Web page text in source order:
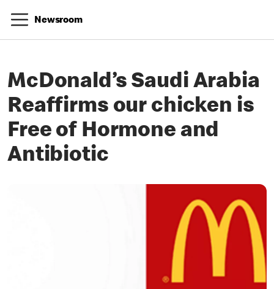
Newsroom
McDonald’s Saudi Arabia
Reaffirms our chicken is
Free of Hormone and
Antibiotic